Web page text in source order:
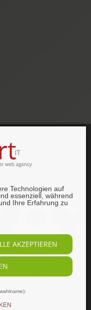
Technologien auf
essenziell, während
Ihre Erfahrung zu
AKZEPTIEREN
, lots of